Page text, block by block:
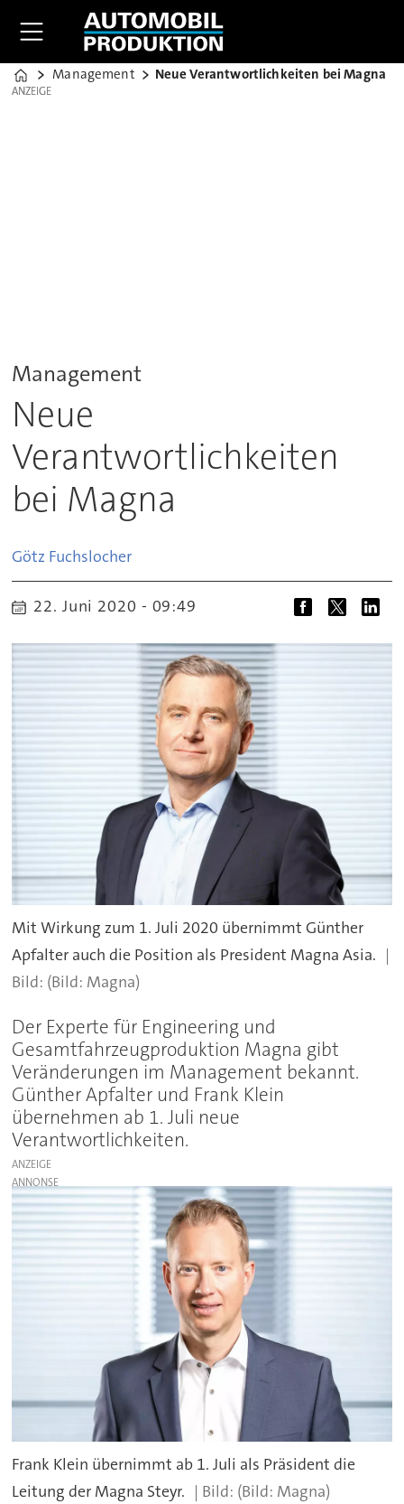
Home
Management Neue Verantwortlichkeiten bei Magna
ANZEIGE
ANZEIGE
Management
Neue
Verantwortlichkeiten
bei Magna
Götz Fuchslocher
22. Juni 2020 - 09:49
Mit Wirkung zum 1. Juli 2020 übernimmt Günther
Apfalter auch die Position als President Magna Asia.
(Bild: Magna)
Der Experte für Engineering und
Gesamtfahrzeugproduktion Magna gibt
Veränderungen im Management bekannt.
Günther Apfalter und Frank Klein
übernehmen ab 1. Juli neue
Verantwortlichkeiten.
ANZEIGE
Frank Klein übernimmt ab 1. Juli als Präsident die
Leitung der Magna Steyr.
(Bild: Magna)